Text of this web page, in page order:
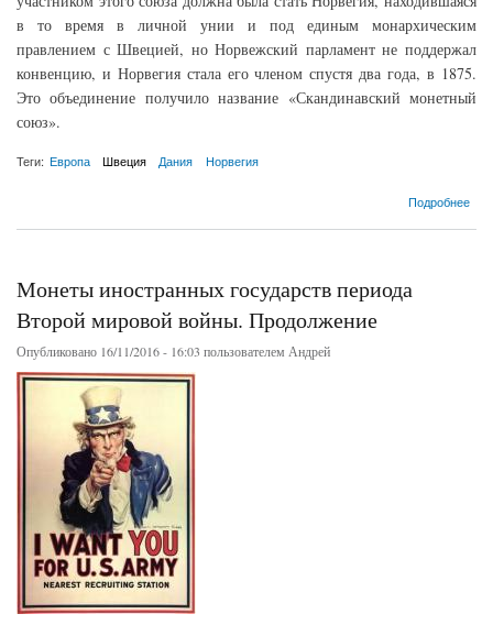
в то время в личной унии и под единым монархическим
правлением с Швецией, но Норвежский парламент не поддержал
конвенцию, и Норвегия стала его членом спустя два года, в 1875.
Это объединение получило название «Скандинавский монетный
союз».
Теги: Европа Швеция Дания Норвегия
Подробнее
Монеты иностранных государств периода
Второй мировой войны. Продолжение
Опубликовано 16/11/2016 - 16:03 пользователем Андрей